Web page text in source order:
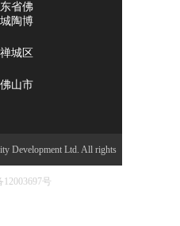
省佛
陶博
城区
山市
Development Ltd. All rights
号